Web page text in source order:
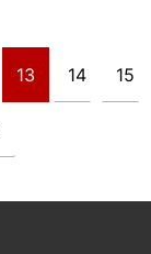
13 14 15